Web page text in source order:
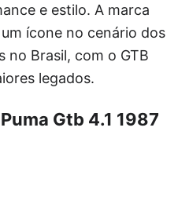
e estilo. A marca
ícone no cenário dos
no Brasil, com o GTB
legados.
Gtb 4.1 1987